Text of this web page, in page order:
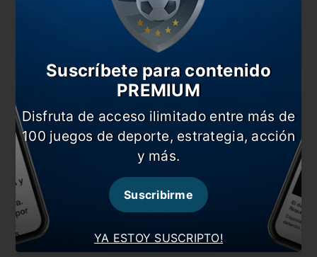
#Benfica
#MLS
#Noticia
Comentarios
Dejá tu opinión acá!
YA ESTOY SUSCRIPTO!
Suscríbete para contenido
PREMIUM
Disfruta de acceso ilimitado entre más de
100 juegos de deporte, estrategia, acción
y más.
Suscribirme